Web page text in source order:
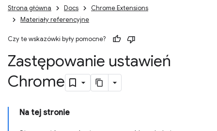
Strona główna Docs
Chrome Extensions
Materiały referencyjne
Czy te wskazówki były pomocne?
Zastępowanie ustawień
Chrome
Na tej stronie